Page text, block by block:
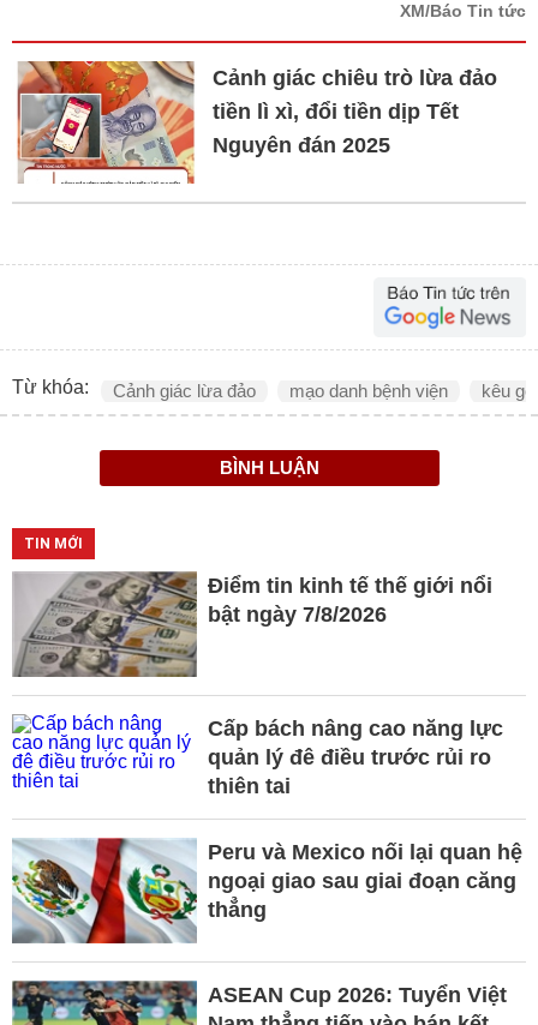
XM/Báo Tin tức
Cảnh giác chiêu trò lừa đảo
tiền lì xì, đổi tiền dịp Tết
Nguyên đán 2025
Từ khóa: Cảnh giác lừa đảo mạo danh bệnh viện kêu
BÌNH LUẬN
TIN MỚI
Điểm tin kinh tế thế giới nổi
bật ngày 7/8/2026
Cấp bách nâng cao năng lực
quản lý đê điều trước rủi ro
thiên tai
Peru và Mexico nối lại quan hệ
ngoại giao sau giai đoạn căng
thẳng
ASEAN Cup 2026: Tuyển Việt